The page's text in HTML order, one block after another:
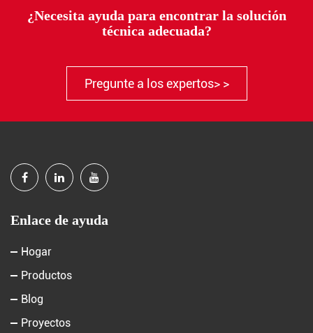
¿Necesita ayuda para encontrar la solución
técnica adecuada?
Pregunte a los expertos> >
Enlace de ayuda
Hogar
Productos
Blog
Proyectos